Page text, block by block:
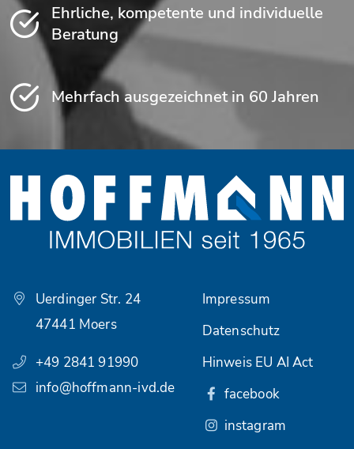
Ehrliche, kompetente und individuelle
Beratung
Mehrfach ausgezeichnet in 60 Jahren
Uerdinger Str. 24
47441 Moers
+49 2841 91990
info@hoffmann-ivd.de
Impressum
Datenschutz
Hinweis EU AI Act
facebook
instagram